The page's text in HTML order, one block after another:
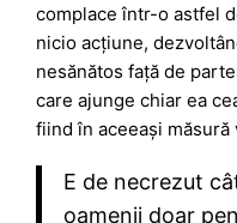
complace într-o astfel
nicio acțiune,
nesănătos față de
care ajunge chiar ea
fiind în aceeași măsură
E de necrezut
oamenii doar